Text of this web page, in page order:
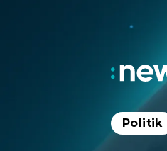
Politik